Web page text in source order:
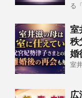
る
室
秩
婚
室
広